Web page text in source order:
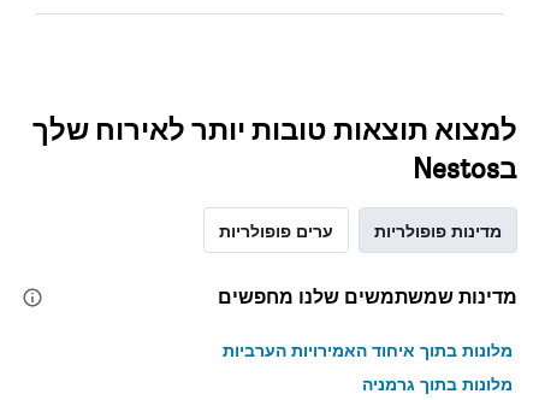
למצוא תוצאות טובות יותר לאירוח שלך
בNestos
מדינות פופולריות ערים פופולריות
מדינות שמשתמשים שלנו מחפשים
מלונות בתוך איחוד האמירויות הערביות
מלונות בתוך גרמניה